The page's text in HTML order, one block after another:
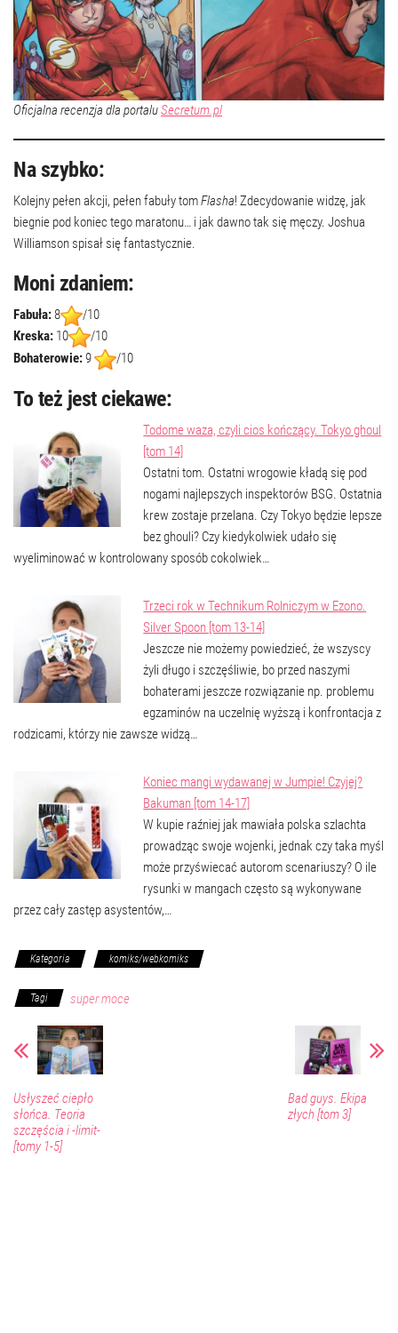
Oficjalna recenzja dla portaluSecretum.pl
Na szybko:
Kolejny pełen akcji, pełen fabuły tomFlasha! Zdecydowanie widzę, jak
biegnie pod koniec tego maratonu… i jak dawno tak się męczy. Joshua
Williamson spisał się fantastycznie.
Moni zdaniem:
Fabuła:8
/10
Kreska: 10
/10
Bohaterowie:9 /10
To też jest ciekawe:
Todome waza, czyli cios kończący. Tokyo ghoul
[tom 14]
Ostatni tom. Ostatni wrogowie kładą się pod
nogami najlepszych inspektorów BSG. Ostatnia
krew zostaje przelana. Czy Tokyo będzie lepsze
bez ghouli? Czy kiedykolwiek udało się
wyeliminować w kontrolowany sposób cokolwiek…
Trzeci rok w Technikum Rolniczym w Ezono.
Silver Spoon [tom 13-14]
Jeszcze nie możemy powiedzieć, że wszyscy
żyli długo i szczęśliwie, bo przed naszymi
bohaterami jeszcze rozwiązanie np. problemu
egzaminów na uczelnię wyższą i konfrontacja z
rodzicami, którzy nie zawsze widzą…
Koniec mangi wydawanej w Jumpie! Czyjej?
Bakuman [tom 14-17]
W kupie raźniej jak mawiała polska szlachta
prowadząc swoje wojenki, jednak czy taka myśl
może przyświecać autorom scenariuszy? O ile
rysunki w mangach często są wykonywane
przez cały zastęp asystentów,…
Kategoria komiks/webkomiks
Tagi super moce
Usłyszeć ciepło
słońca. Teoria
szczęścia i -limit-
[tomy 1-5]
Bad guys. Ekipa
złych [tom 3]